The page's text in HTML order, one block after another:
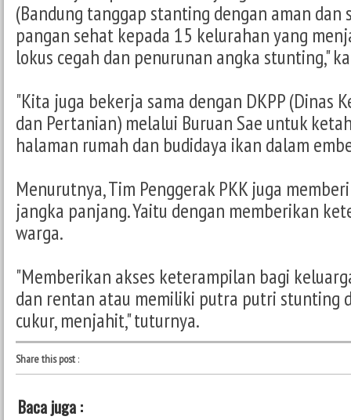
(Bandung tanggap stanting dengan aman dan
pangan sehat kepada 15 kelurahan yang
lokus cegah dan penurunan angka stunting,"
"Kita juga bekerja sama dengan DKPP (Dinas
dan Pertanian) melalui Buruan Sae untuk
halaman rumah dan budidaya ikan dalam
Menurutnya, Tim Penggerak PKK juga
jangka panjang. Yaitu dengan memberikan
warga.
"Memberikan akses keterampilan bagi
dan rentan atau memiliki putra putri stunting
cukur, menjahit," tuturnya.
Share this post:
Baca juga :